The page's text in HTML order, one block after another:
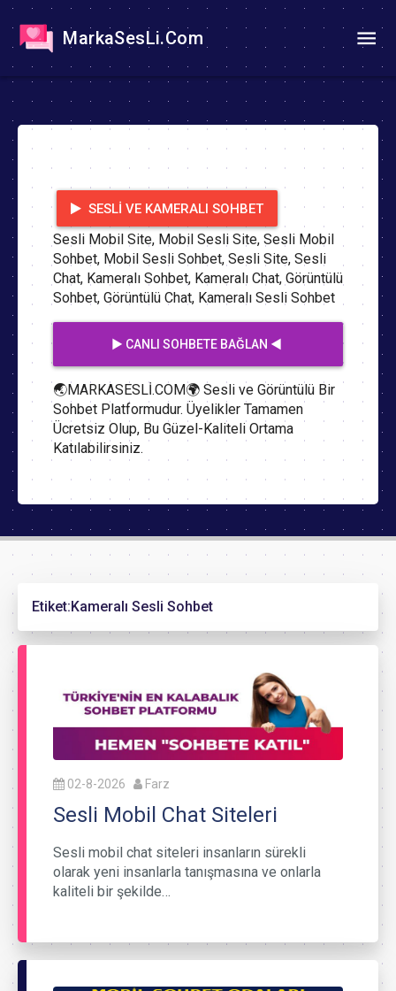
MarkaSesLi.Com
SESLI VE KAMERALI SOHBET
Sesli Mobil Site, Mobil Sesli Site, Sesli Mobil
Sohbet, Mobil Sesli Sohbet, Sesli Site, Sesli
Chat, Kameralı Sohbet, Kameralı Chat, Görüntülü
Sohbet, Görüntülü Chat, Kameralı Sesli Sohbet
▶️ CANLI SOHBETE BAĞLAN ◀️
🌏MARKASESLİ.COM🌍 Sesli ve Görüntülü Bir
Sohbet Platformudur. Üyelikler Tamamen
Ücretsiz Olup, Bu Güzel-Kaliteli Ortama
Katılabilirsiniz.
Etiket:Kameralı Sesli Sohbet
02-8-2026 Farz
Sesli Mobil Chat Siteleri
Sesli mobil chat siteleri insanların sürekli
olarak yeni insanlarla tanışmasına ve onlarla
kaliteli bir şekilde…